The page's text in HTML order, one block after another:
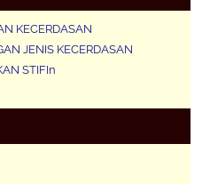
KECERDASAN
JENIS KECERDASAN
STIFIn